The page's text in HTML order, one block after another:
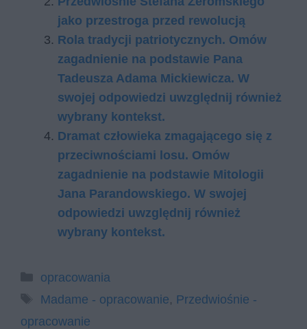
jako przestroga przed rewolucją
Rola tradycji patriotycznych. Omów
zagadnienie na podstawie Pana
Tadeusza Adama Mickiewicza. W
swojej odpowiedzi uwzględnij również
wybrany kontekst.
Dramat człowieka zmagającego się z
przeciwnościami losu. Omów
zagadnienie na podstawie Mitologii
Jana Parandowskiego. W swojej
odpowiedzi uwzględnij również
wybrany kontekst.
Kategorie
opracowania
Tagi
Madame - opracowanie, Przedwiośnie -
opracowanie